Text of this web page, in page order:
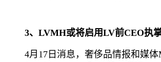
3、LVMH或将启用LV前CEO执
4月17日消息，奢侈品情报和媒